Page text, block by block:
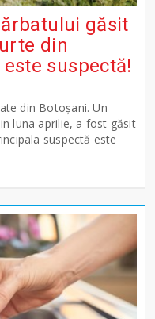
găsit
din
suspectă!
din Botoșani. Un
luna aprilie, a fost găsit
suspectă este